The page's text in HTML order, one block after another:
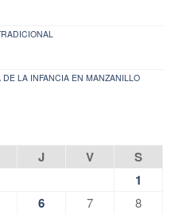
LA INFANCIA EN MANZANILLO
J V
S
1
6 7
8